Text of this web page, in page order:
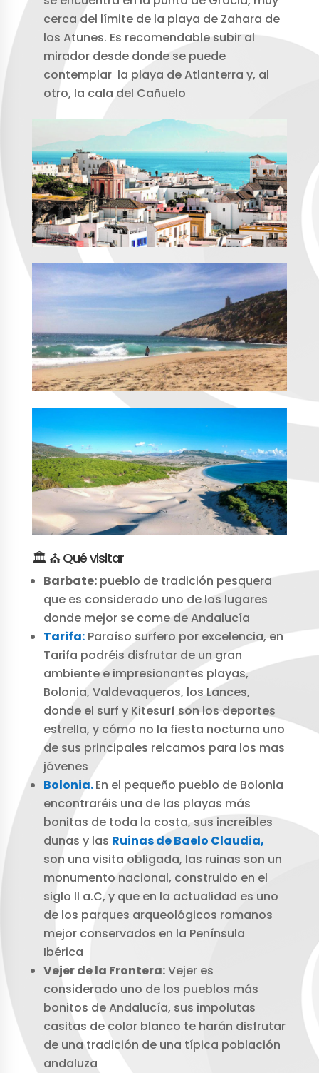
cerca del límite de la playa de Zahara de
los Atunes. Es recomendable subir al
mirador desde donde se puede
contemplar la playa de Atlanterra y, al
otro, la cala del Cañuelo
🏛️ ⛪ Qué visitar
Barbate:pueblo de tradición pesquera
que es considerado uno de los lugares
donde mejor se come de Andalucía
Tarifa: Paraíso surfero por excelencia, en
Tarifa podréis disfrutar de un gran
ambiente e impresionantes playas,
Bolonia, Valdevaqueros, los Lances,
donde el surf y Kitesurf son los deportes
estrella, y cómo no la fiesta nocturna uno
de sus principales relcamos para los mas
jóvenes
Bolonia.En el pequeño pueblo de Bolonia
encontraréis una de las playas más
bonitas de toda la costa, sus increíbles
dunas y las Ruinas de Baelo Claudia,
son una visita obligada, las ruinas son un
monumento nacional, construido en el
siglo II a.C, y que en la actualidad es uno
de los parques arqueológicos romanos
mejor conservados en la Península
Ibérica
Vejer de la Frontera:Vejer es
considerado uno de los pueblos más
bonitos de Andalucía, sus impolutas
casitas de color blanco te harán disfrutar
de una tradición de una típica población
andaluza